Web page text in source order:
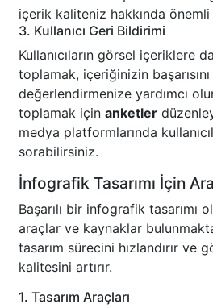
içerik kaliteniz hakkında
3. Kullanıcı Geri Bildirimi
Kullanıcıların görsel içeriklere
toplamak, içeriğinizin
değerlendirmenize yardımcı
toplamak için anketler
medya platformlarında
sorabilirsiniz.
İnfografik Tasarımı İçin
Başarılı bir infografik tasarımı
araçlar ve kaynaklar
tasarım sürecini hızlandırır ve
kalitesini artırır.
1. Tasarım Araçları